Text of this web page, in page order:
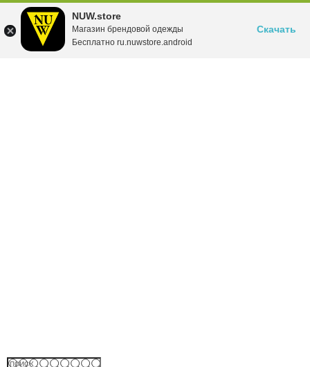
NUW.store
Магазин брендовой одежды
Бесплатно ru.nuwstore.android
Скачать